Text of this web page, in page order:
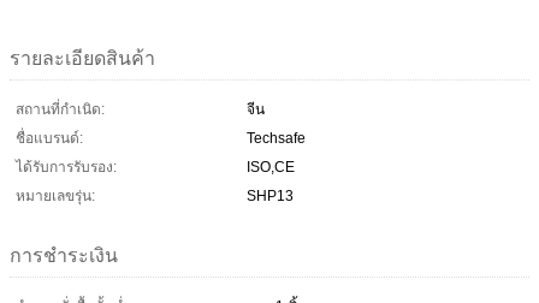
รายละเอียดสินค้า
สถานที่กำเนิด:
จีน
ชื่อแบรนด์:
Techsafe
ได้รับการรับรอง:
ISO,CE
หมายเลขรุ่น:
SHP13
การชำระเงิน